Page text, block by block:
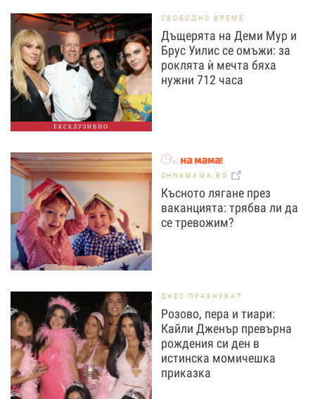
ЕКСКЛУЗИВНО
СВОБОДНО ВРЕМЕ
Дъщерята на Деми Мур и
Брус Уилис се омъжи: за
роклята ѝ мечта бяха
нужни 712 часа
OHNAMAMA.BG
Късното лягане през
ваканцията: трябва ли да
се тревожим?
ДНЕС ПРАЗНУВАТ
Розово, пера и тиари:
Кайли Дженър превърна
рождения си ден в
истинска момичешка
приказка